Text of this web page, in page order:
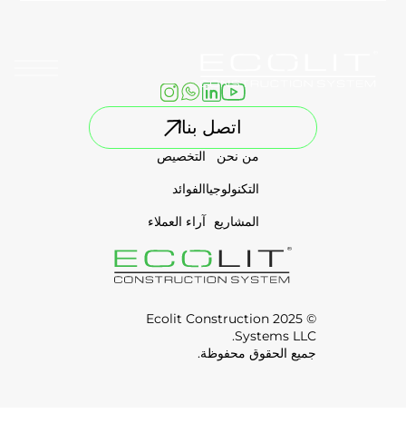
© 2025 Ecolit Construction
Systems LLC.
جميع الحقوق محفوظة.
من نحن
التكنولوجيا
المشاريع
التخصيص
الفوائد
آراء العملاء
اتصل بنا